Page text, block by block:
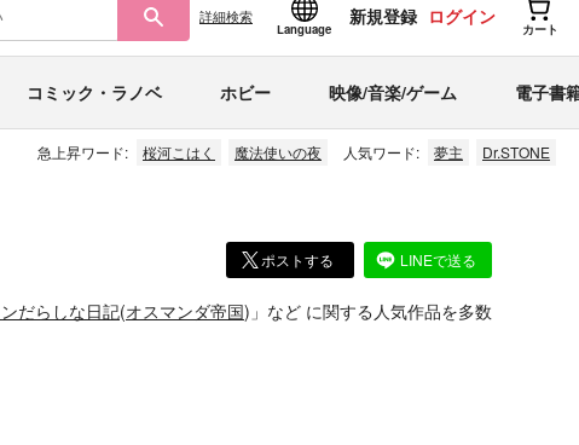
詳細検索
Language
新規登録 ログイン
カート
コミック・ラノベ ホビー 映像/音楽/ゲーム 電子書
急上昇ワード: 桜河こはく 魔法使いの夜 人気ワード: 夢主 Dr.STONE
ポストする LINEで送る
だらしな日記(オスマンダ帝国)」 など に関する人気作品を多数